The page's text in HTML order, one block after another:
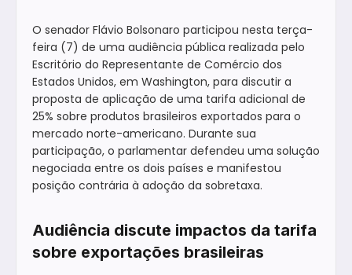
O senador Flávio Bolsonaro participou nesta terça-
feira (7) de uma audiência pública realizada pelo
Escritório do Representante de Comércio dos
Estados Unidos, em Washington, para discutir a
proposta de aplicação de uma tarifa adicional de
25% sobre produtos brasileiros exportados para o
mercado norte-americano. Durante sua
participação, o parlamentar defendeu uma solução
negociada entre os dois países e manifestou
posição contrária à adoção da sobretaxa.
Audiência discute impactos da tarifa
sobre exportações brasileiras